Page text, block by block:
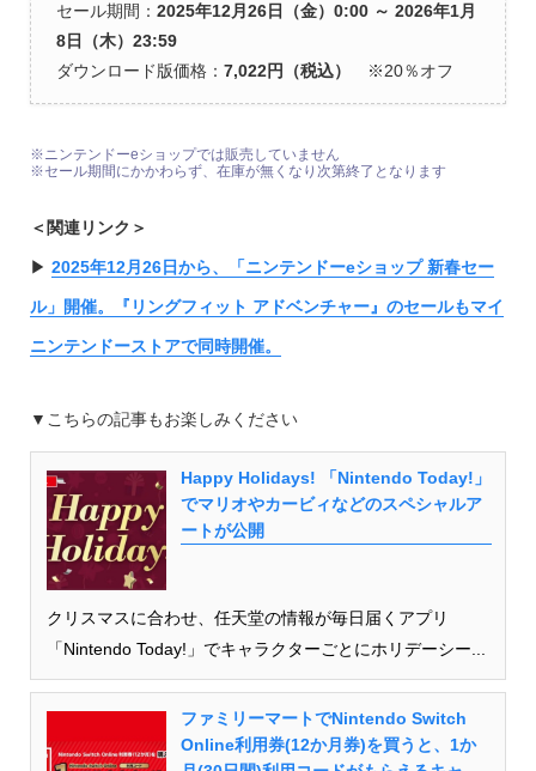
セール期間： 2025年12月26日（金）0:00 ～ 2026年1月
8日（木）23:59
ダウンロード版価格： 7,022円（税込） ※20％オフ
※ニンテンドーeショップでは販売していません
※セール期間にかかわらず、在庫が無くなり次第終了となります
＜関連リンク＞
▶︎ 2025年12月26日から、「ニンテンドーeショップ 新春セー
ル」開催。『リングフィット アドベンチャー』のセールもマイ
ニンテンドーストアで同時開催。
▼こちらの記事もお楽しみください
Happy Holidays! 「Nintendo Today!」
でマリオやカービィなどのスペシャルア
ートが公開
クリスマスに合わせ、任天堂の情報が毎日届くアプリ
「Nintendo Today!」でキャラクターごとにホリデーシー...
ファミリーマートでNintendo Switch
Online利用券(12か月券)を買うと、1か